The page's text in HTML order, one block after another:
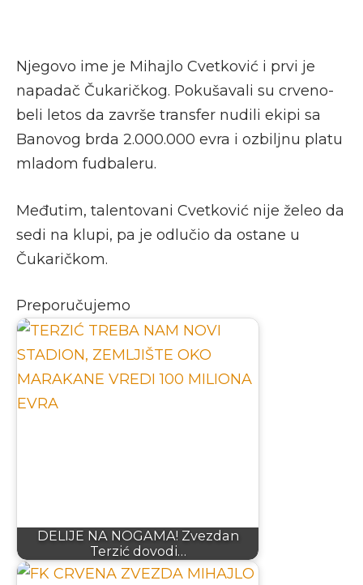
Njegovo ime je Mihajlo Cvetković i prvi je
napadač Čukaričkog. Pokušavali su crveno-
beli letos da završe transfer nudili ekipi sa
Banovog brda 2.000.000 evra i ozbiljnu platu
mladom fudbaleru.
Međutim, talentovani Cvetković nije želeo da
sedi na klupi, pa je odlučio da ostane u
Čukaričkom.
Preporučujemo
DELIJE NA NOGAMA! Zvezdan
Terzić dovodi…